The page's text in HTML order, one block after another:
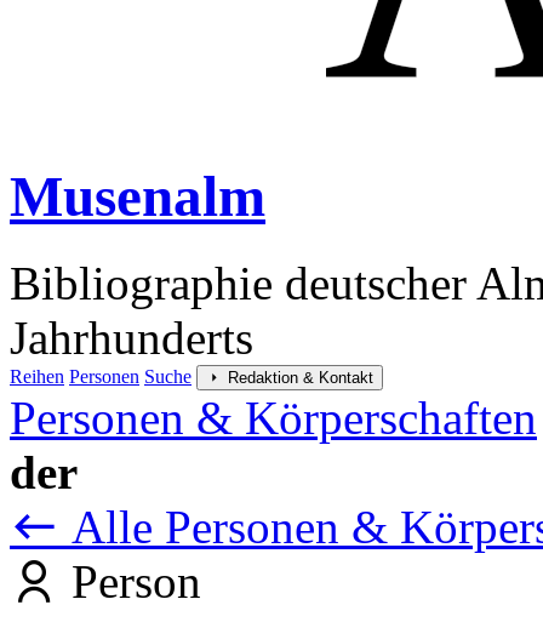
Musenalm
Bibliographie deutscher
Jahrhunderts
Reihen Personen Suche Redaktion & Kontakt
Personen & Körperschaften
der
Alle Personen &
Person